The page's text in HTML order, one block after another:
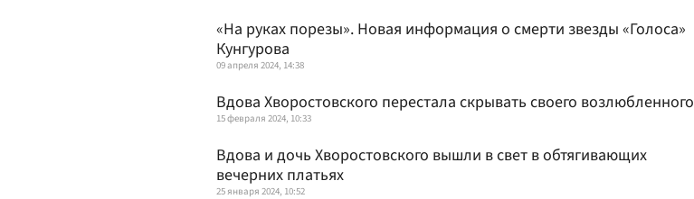
«На руках порезы». Новая информация о смерти звезды «Голоса»
Кунгурова
09 апреля 2024, 14:38
Вдова Хворостовского перестала скрывать своего возлюбленного
15 февраля 2024, 10:33
Вдова и дочь Хворостовского вышли в свет в обтягивающих
вечерних платьях
25 января 2024, 10:52